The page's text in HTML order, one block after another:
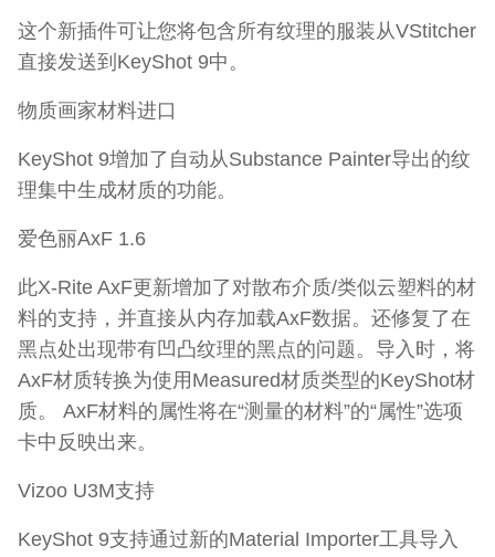
这个新插件可让您将包含所有纹理的服装从VStitcher
直接发送到KeyShot 9中。
物质画家材料进口
KeyShot 9增加了自动从Substance Painter导出的纹
理集中生成材质的功能。
爱色丽AxF 1.6
此X-Rite AxF更新增加了对散布介质/类似云塑料的材
料的支持，并直接从内存加载AxF数据。还修复了在
黑点处出现带有凹凸纹理的黑点的问题。导入时，将
AxF材质转换为使用Measured材质类型的KeyShot材
质。 AxF材料的属性将在“测量的材料”的“属性”选项
卡中反映出来。
Vizoo U3M支持
KeyShot 9支持通过新的Material Importer工具导入